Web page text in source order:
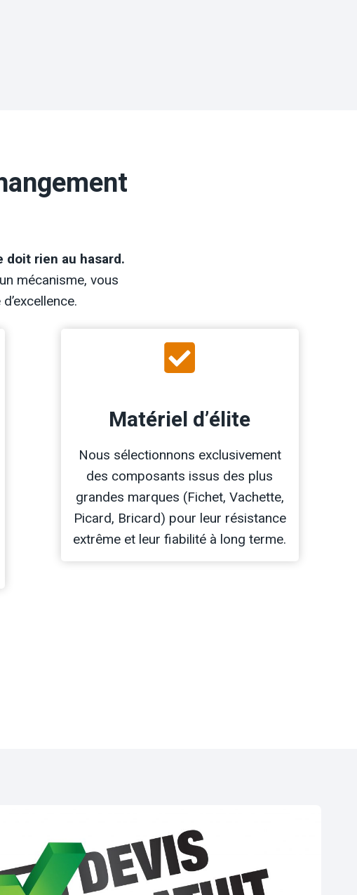
rien au hasard.
mécanisme, vous
Matériel d’élite
Nous sélectionnons exclusivement
des composants issus des plus
grandes marques (Fichet, Vachette,
Picard, Bricard) pour leur résistance
extrême et leur fiabilité à long terme.